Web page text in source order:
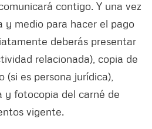
contigo. Y una vez
y medio para hacer el pago
deberás presentar
relacionada), copia de
(si es persona jurídica),
y fotocopia del carné de
vigente.